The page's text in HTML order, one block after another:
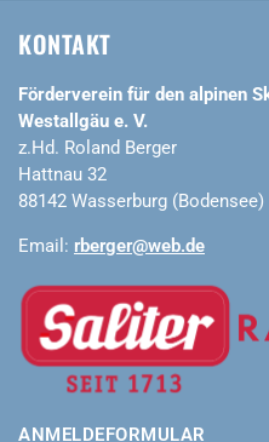
KONTAKT
Förderverein für den alpinen
Westallgäu e. V.
z.Hd. Roland Berger
Hattnau 32
88142 Wasserburg (Bodensee)
Email: rberger@web.de
ANMELDEFORMULAR